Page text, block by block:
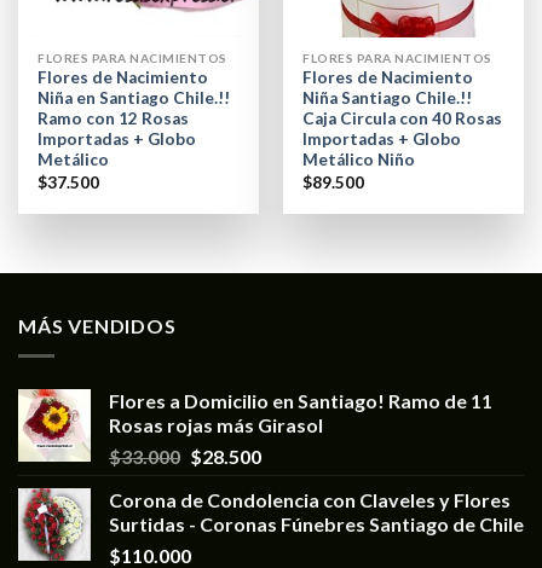
FLORES PARA NACIMIENTOS
Flores de Nacimiento
Niña en Santiago Chile.!!
Ramo con 12 Rosas
Importadas + Globo
Metálico
$37.500
FLORES PARA NACIMIENTOS
Flores de Nacimiento
Niña Santiago Chile.!!
Caja Circula con 40 Rosas
Importadas + Globo
Metálico Niño
$89.500
MÁS VENDIDOS
Flores a Domicilio en Santiago! Ramo de 11
Rosas rojas más Girasol
$33.000 $28.500
Corona de Condolencia con Claveles y Flores
Surtidas - Coronas Fúnebres Santiago de Chile
$110.000